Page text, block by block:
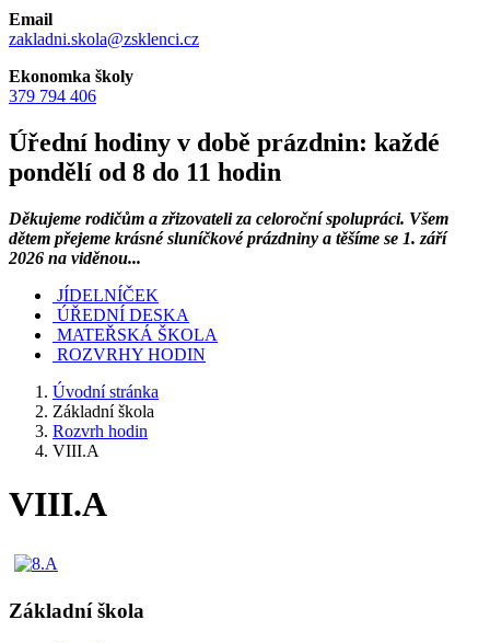
Email
zakladni.skola@zsklenci.cz
Ekonomka školy
379 794 406
Úřední hodiny v době prázdnin: každé
pondělí od 8 do 11 hodin
Děkujeme rodičům a zřizovateli za celoroční spolupráci. Všem
dětem přejeme krásné sluníčkové prázdniny a těšíme se 1. září
2026 na viděnou...
JÍDELNÍČEK
ÚŘEDNÍ DESKA
MATEŘSKÁ ŠKOLA
ROZVRHY HODIN
Úvodní stránka
Základní škola
Rozvrh hodin
VIII.A
VIII.A
Základní škola